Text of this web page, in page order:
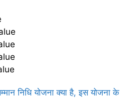
निधि योजना क्या है, इस योजना के